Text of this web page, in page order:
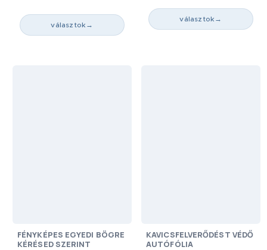
választok →
választok →
FÉNYKÉPES EGYEDI BÖGRE
KÉRÉSED SZERINT
KAVICSFELVERŐDÉST VÉDŐ
AUTÓFÓLIA